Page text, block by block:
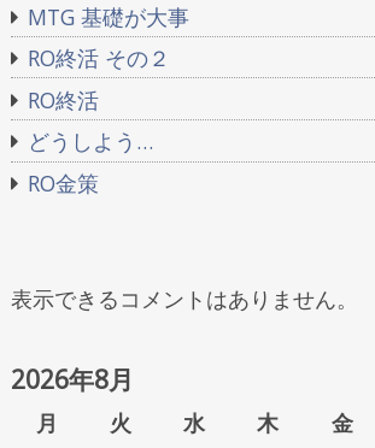
MTG 基礎が大事
RO終活 その２
RO終活
どうしよう…
RO金策
表示できるコメントはありません。
2026年8月
月 火 水 木 金